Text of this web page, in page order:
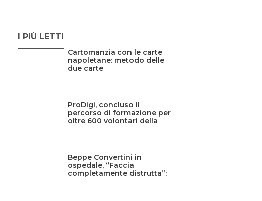
I PIÙ LETTI
Cartomanzia con le carte
napoletane: metodo delle
due carte
ProDigi, concluso il
percorso di formazione per
oltre 600 volontari della
Beppe Convertini in
ospedale, “Faccia
completamente distrutta”: